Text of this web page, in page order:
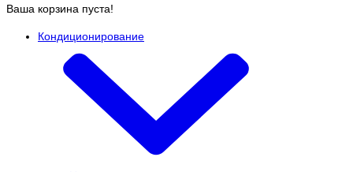
Ваша корзина пуста!
Кондиционирование